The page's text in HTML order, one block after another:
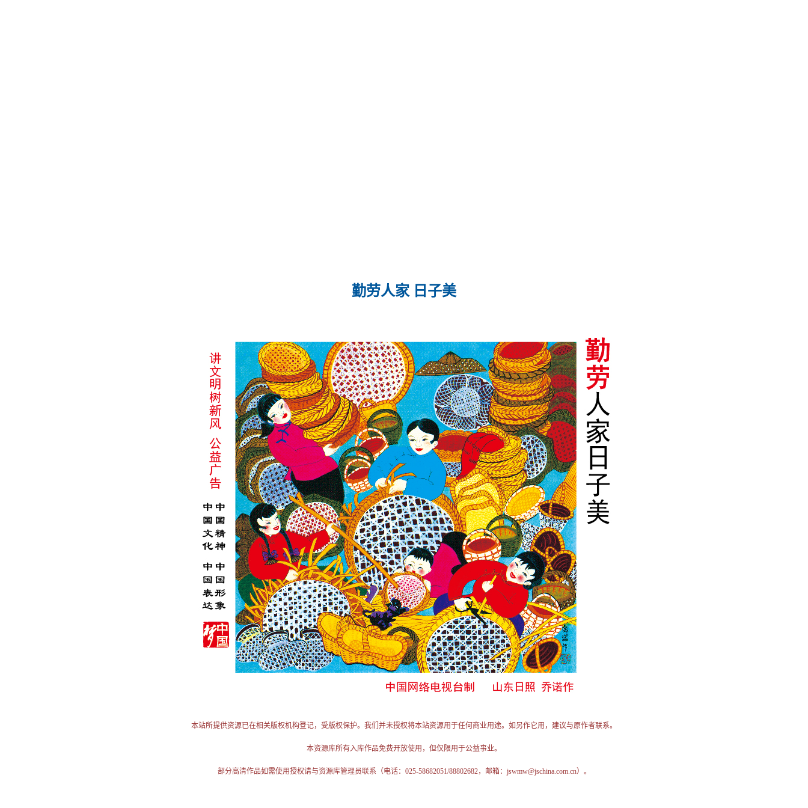
勤劳人家 日子美
本站所提供资源已在相关版权机构登记，受版权保护。我们并未授权将本站资源用于任何商业用途。如另作它用，建议与原作者联系。
本资源库所有入库作品免费开放使用，但仅限用于公益事业。
部分高清作品如需使用授权请与资源库管理员联系（电话：025-58682051/88802682，邮箱：jswmw@jschina.com.cn）。